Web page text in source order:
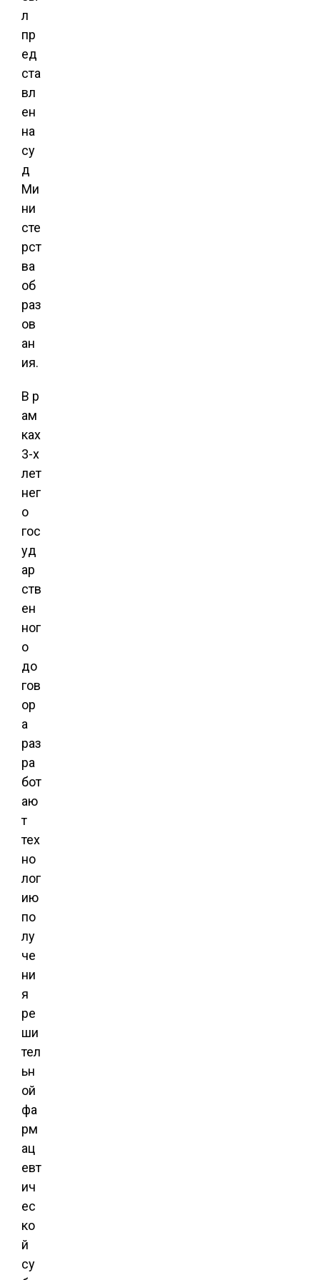
л
пр
ед
ста
вл
ен
на
су
д
Ми
ни
сте
рст
ва
об
раз
ов
ан
ия.
В р
ам
ках
3-х
лет
нег
о
гос
уд
ар
ств
ен
ног
о
до
гов
ор
а
раз
ра
бот
аю
т
тех
но
лог
ию
по
лу
че
ни
я
ре
ши
тел
ьн
ой
фа
рм
ац
евт
ич
ес
ко
й
су